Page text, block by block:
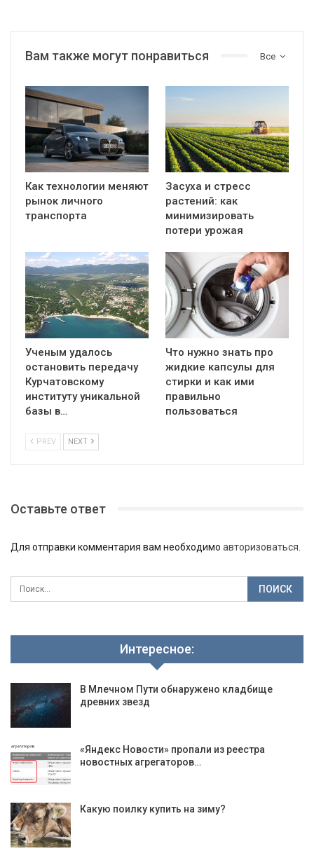
Все
Вам также могут понравиться
Как технологии меняют
рынок личного
транспорта
Засуха и стресс
растений: как
минимизировать
потери урожая
Ученым удалось
остановить передачу
Курчатовскому
институту уникальной
базы в…
Что нужно знать про
жидкие капсулы для
стирки и как ими
правильно
пользоваться
PREV NEXT
Оставьте ответ
Для отправки комментария вам необходимо авторизоваться
Интересное:
В Млечном Пути обнаружено кладбище
древних звезд
«Яндекс Новости» пропали из реестра
новостных агрегаторов…
Какую поилку купить на зиму?